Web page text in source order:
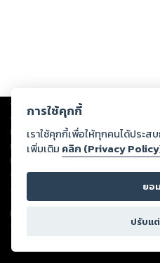
Copyright © 2026
ต่อผลงานหรือเนื้อหาใดที่อัปโหลดผ่านเว็
ทรัพย์สินทางปัญญาของบุคคลอื่นหรือขัด
ทุกท่านโปรดใช้วิจารณญาณในการกลั่นก
หนึ่งส่วนใดขัดต่อกฎหมายและศีลธรรม ก
ดำเนินการในทันที ทั้งนี้ ทางสตอรี่ล็อก
ลิขสิทธิ์ พ.ศ. 2537 (ฉบับล่าสุด)
For support: member@ookbee.com
Version
การใช้คุกกี้
เราใช้คุกกี้เพื่อให้ทุกคนได้ประ
เพิ่มเติม คลิก (Privacy
ยอ
ปรับแ